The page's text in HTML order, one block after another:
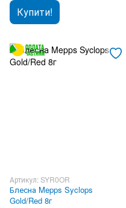
Купити!
Артикул: SYR0OR
Блесна Mepps Syclops
Gold/Red 8г